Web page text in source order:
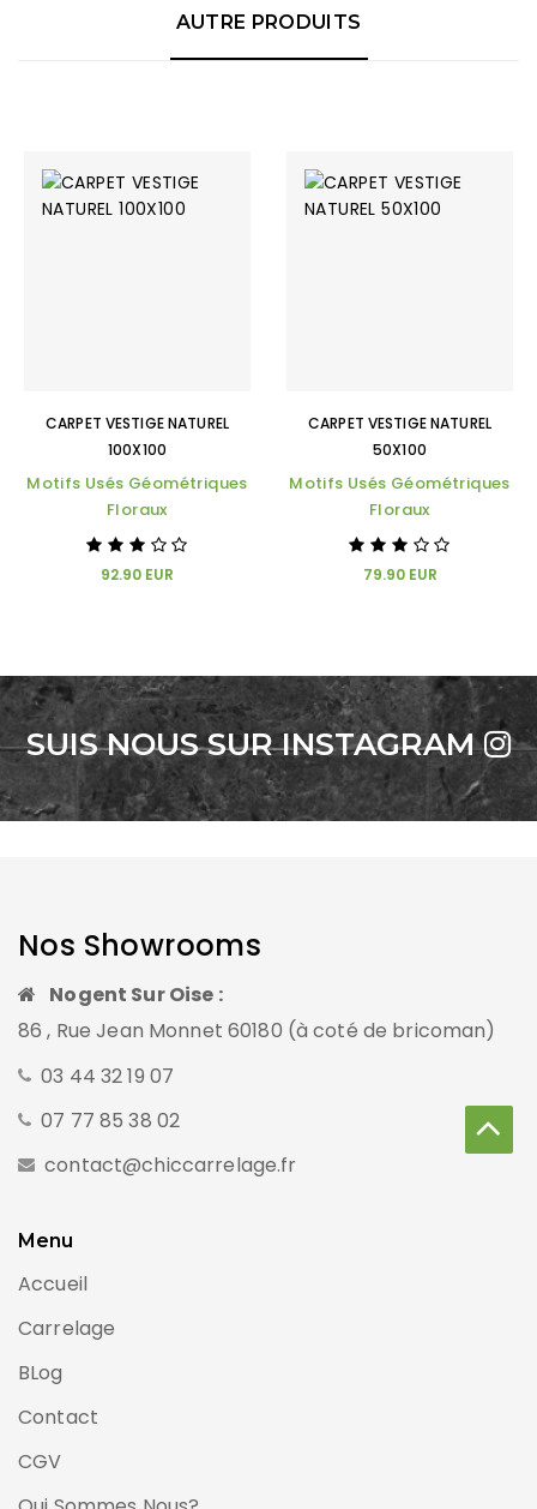
AUTRE PRODUITS
CARPET VESTIGE NATUREL
100X100
Motifs Usés Géométriques
Floraux
92.90 EUR
CARPET VESTIGE NATUREL
50X100
Motifs Usés Géométriques
Floraux
79.90 EUR
SUIS NOUS SUR INSTAGRAM
Nos Showrooms
Nogent Sur Oise :
86 , Rue Jean Monnet 60180 (à coté de bricoman)
03 44 32 19 07
07 77 85 38 02
contact@chiccarrelage.fr
Menu
Accueil
Carrelage
BLog
Contact
CGV